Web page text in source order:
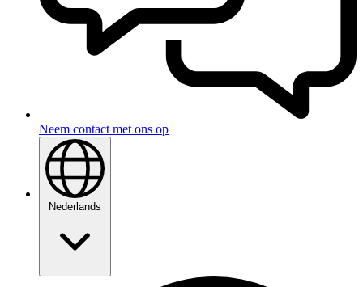
Neem contact met ons op
Nederlands